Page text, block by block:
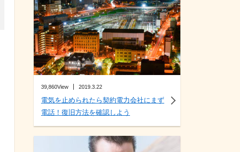
39,860View 2019.3.22
電気を止められたら契約電力会社にまず
電話！復旧方法を確認しよう